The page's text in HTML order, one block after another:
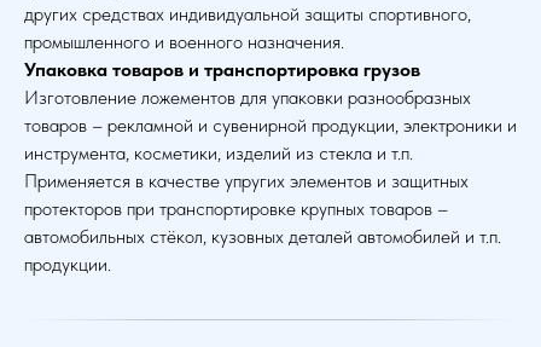
других средствах индивидуальной защиты спортивного,
промышленного и военного назначения.
Упаковка товаров и транспортировка грузов
Изготовление ложементов для упаковки разнообразных
товаров – рекламной и сувенирной продукции, электроники и
инструмента, косметики, изделий из стекла и т.п.
Применяется в качестве упругих элементов и защитных
протекторов при транспортировке крупных товаров –
автомобильных стёкол, кузовных деталей автомобилей и т.п.
продукции.